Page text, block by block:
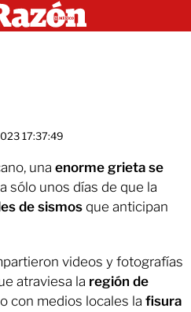
17:37:49
una enorme grieta se
a sólo unos días de que la
de sismos que anticipan
videos y fotografías
atraviesa la región de
con medios locales la fisura